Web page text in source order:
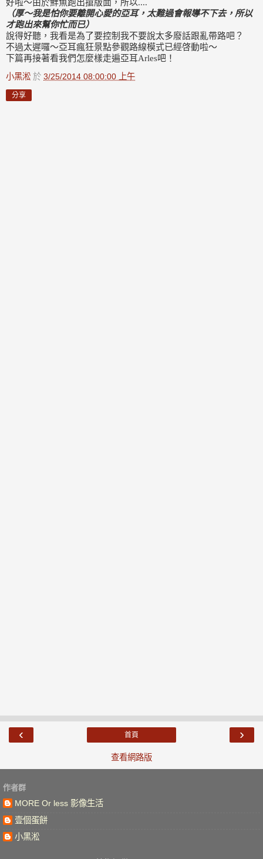
好啦～由於鮮魚跑出搶版面，所以....
（厚～我是怕你要離開心愛的亞耳，太難過會報導不下去，所以
才跑出來幫你忙而已）
說得好聽，我看是為了要控制我不要說太多廢話跟亂帶路吧？
不過太遲囉～亞耳瘋狂景點參觀路線模式已經啓動啦～
下篇再接著看我們怎麼樣走遍亞耳Arles吧！
小黑淞 於 3/25/2014 08:00:00 上午
分享
‹ ›
首頁
查看網路版
作者群
MORE Or less 影像生活
壹個蛋餅
小黑淞